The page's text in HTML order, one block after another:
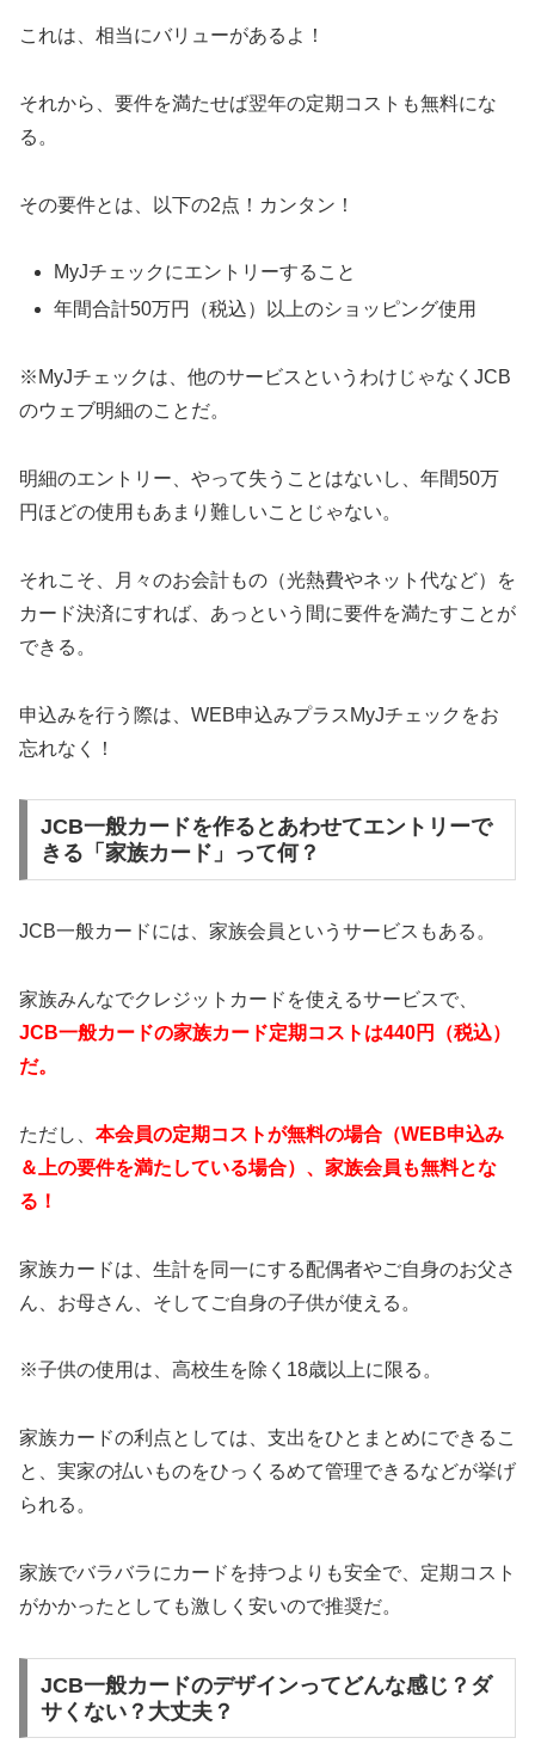
これは、相当にバリューがあるよ！
それから、要件を満たせば翌年の定期コストも無料にな
る。
その要件とは、以下の2点！カンタン！
MyJチェックにエントリーすること
年間合計50万円（税込）以上のショッピング使用
※MyJチェックは、他のサービスというわけじゃなくJCB
のウェブ明細のことだ。
明細のエントリー、やって失うことはないし、年間50万
円ほどの使用もあまり難しいことじゃない。
それこそ、月々のお会計もの（光熱費やネット代など）を
カード決済にすれば、あっという間に要件を満たすことが
できる。
申込みを行う際は、WEB申込みプラスMyJチェックをお
忘れなく！
JCB一般カードを作るとあわせてエントリーで
きる「家族カード」って何？
JCB一般カードには、家族会員というサービスもある。
家族みんなでクレジットカードを使えるサービスで、
JCB一般カードの家族カード定期コストは440円（税込）
だ。
ただし、 本会員の定期コストが無料の場合（WEB申込み
＆上の要件を満たしている場合）、家族会員も無料とな
る！
家族カードは、生計を同一にする配偶者やご自身のお父さ
ん、お母さん、そしてご自身の子供が使える。
※子供の使用は、高校生を除く18歳以上に限る。
家族カードの利点としては、支出をひとまとめにできるこ
と、実家の払いものをひっくるめて管理できるなどが挙げ
られる。
家族でバラバラにカードを持つよりも安全で、定期コスト
がかかったとしても激しく安いので推奨だ。
JCB一般カードのデザインってどんな感じ？ダ
サくない？大丈夫？